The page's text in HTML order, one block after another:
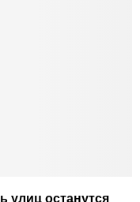
улиц останутся